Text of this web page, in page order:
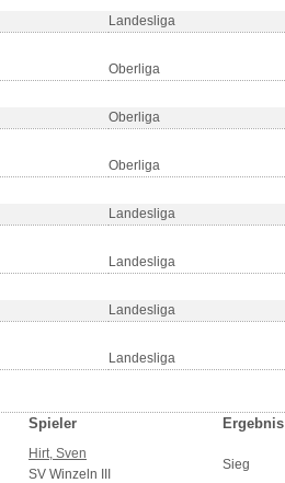
Landesliga
Oberliga
Oberliga
Oberliga
Landesliga
Landesliga
Landesliga
Landesliga
Spieler Ergebnis
Hirt, Sven
SV Winzeln III
Sieg